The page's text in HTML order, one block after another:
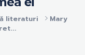
literaturi
Mary